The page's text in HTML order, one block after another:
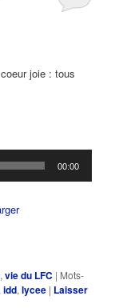
joie : tous
00:00
,vie du LFC | Mots-
,idd,lycee | Laisser